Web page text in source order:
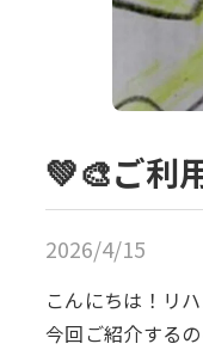
💚🎨ご利
2026/4/15
こんにちは！リ
今回ご紹介する